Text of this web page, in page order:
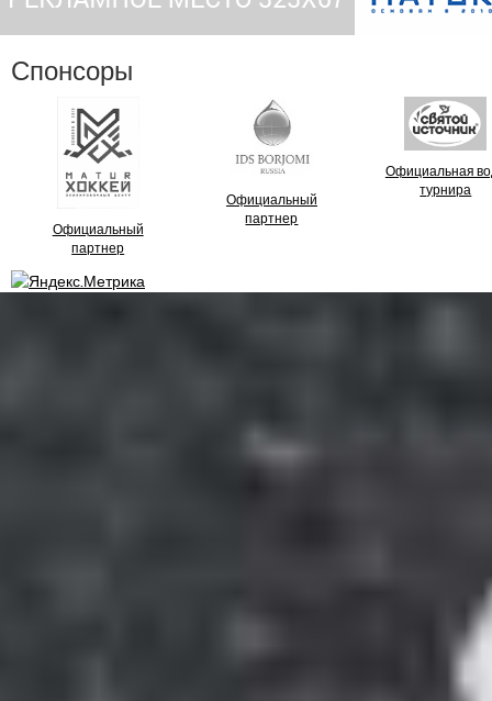
Спонсоры
Официальный
партнер
Официальный
партнер
Официальная
турнира